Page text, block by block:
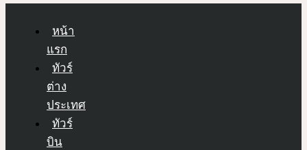
หน้า
แรก
ทัวร์
ต่าง
ประเทศ
ทัวร์
บิน